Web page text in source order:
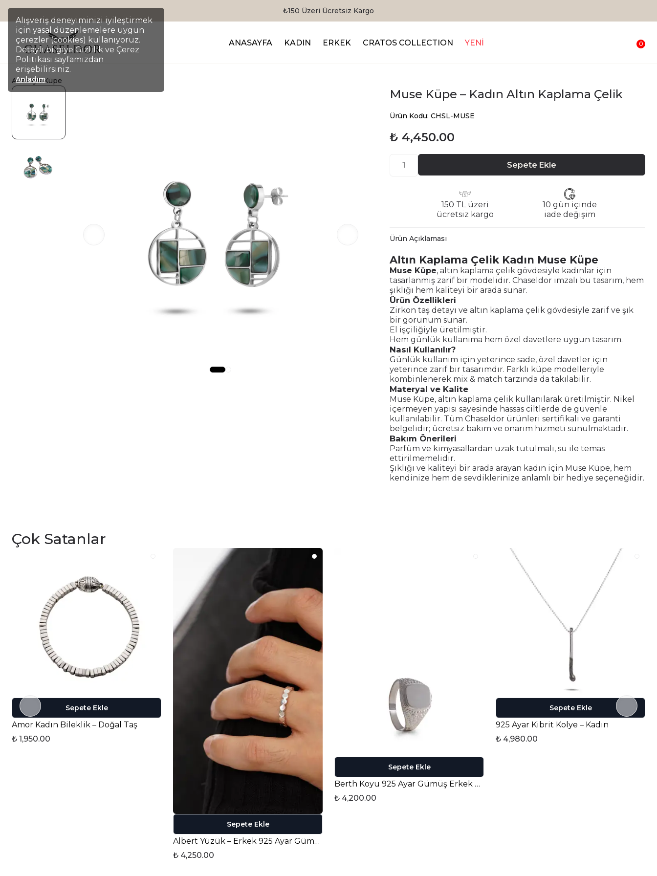
Alışveriş deneyiminizi iyileştirmek
için yasal düzenlemelere uygun
çerezler (cookies) kullanıyoruz.
Detaylı bilgiye Gizlilik ve Çerez
Politikası sayfamızdan
erişebilirsiniz.
Anladım
ANASAYFA KADIN ERKEK CRATOS COLLECTION YENİ 0
AnasayfaKüpe
Muse Küpe – Kadın Altın Kaplama Çelik
Ürün Kodu: CHSL-MUSE
₺ 4,450.00
Sepete Ekle
150 TL üzeri
ücretsiz kargo
10 gün içinde
iade değişim
Ürün Açıklaması
Altın Kaplama Çelik Kadın Muse Küpe
Muse Küpe, altın kaplama çelik gövdesiyle kadınlar için
tasarlanmış zarif bir modelidir. Chaseldor imzalı bu tasarım, hem
şıklığı hem kaliteyi bir arada sunar.
Ürün Özellikleri
Zirkon taş detayı ve altın kaplama çelik gövdesiyle zarif ve şık
bir görünüm sunar.
El işçiliğiyle üretilmiştir.
Hem günlük kullanıma hem özel davetlere uygun tasarım.
Nasıl Kullanılır?
Günlük kullanım için yeterince sade, özel davetler için
yeterince zarif bir tasarımdır. Farklı küpe modelleriyle
kombinlenerek mix & match tarzında da takılabilir.
Materyal ve Kalite
Muse Küpe, altın kaplama çelik kullanılarak üretilmiştir. Nikel
içermeyen yapısı sayesinde hassas ciltlerde de güvenle
kullanılabilir. Tüm Chaseldor ürünleri sertifikalı ve garanti
belgelidir; ücretsiz bakım ve onarım hizmeti sunulmaktadır.
Bakım Önerileri
Parfüm ve kimyasallardan uzak tutulmalı, su ile temas
ettirilmemelidir.
Şıklığı ve kaliteyi bir arada arayan kadın için Muse Küpe, hem
kendinize hem de sevdiklerinize anlamlı bir hediye seçeneğidir.
Çok Satanlar
Sepete Ekle
Amor Kadın Bileklik – Doğal Taş
₺ 1,950.00
Sepete Ekle
Albert Yüzük – Erkek 925 Ayar Gümüş
₺ 4,250.00
Sepete Ekle
Berth Koyu 925 Ayar Gümüş Erkek Yüzük
₺ 4,200.00
Sepete Ekle
925 Ayar Kibrit Kolye – Kadın
₺ 4,980.00